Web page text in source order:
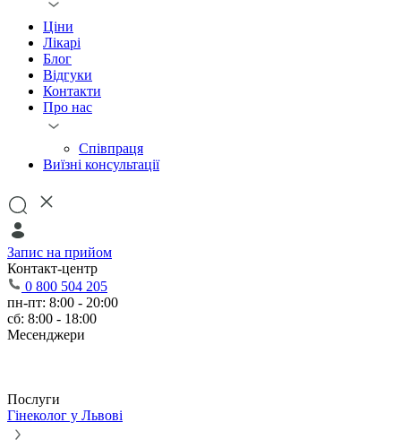
Ціни
Лікарі
Блог
Відгуки
Контакти
Про нас
Співпраця
Виїзні консультації
Запис на прийом
Контакт-центр
0 800 504 205
пн-пт: 8:00 - 20:00
сб: 8:00 - 18:00
Месенджери
Послуги
Гінеколог у Львові